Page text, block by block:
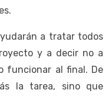
a tratar todos
y a decir no a
funcionar al final. De
la tarea, sino que